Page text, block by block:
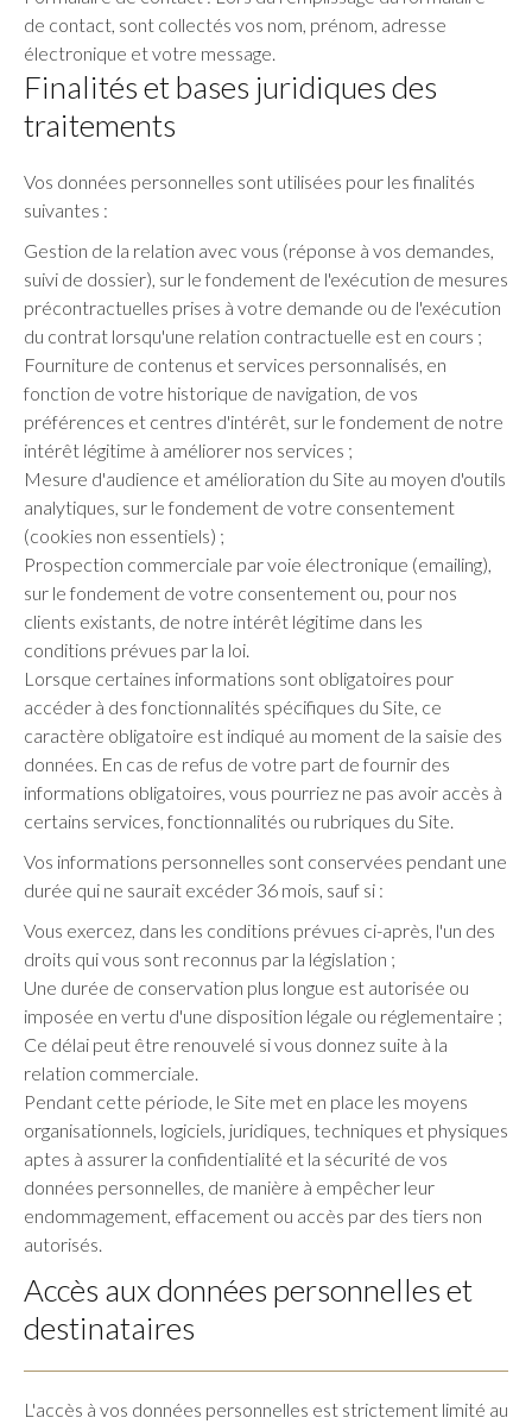
de contact, sont collectés vos nom, prénom, adresse
électronique et votre message.
Finalités et bases juridiques des
traitements
Vos données personnelles sont utilisées pour les finalités
suivantes :
Gestion de la relation avec vous (réponse à vos demandes,
suivi de dossier), sur le fondement de l'exécution de mesures
précontractuelles prises à votre demande ou de l'exécution
du contrat lorsqu'une relation contractuelle est en cours ;
Fourniture de contenus et services personnalisés, en
fonction de votre historique de navigation, de vos
préférences et centres d'intérêt, sur le fondement de notre
intérêt légitime à améliorer nos services ;
Mesure d'audience et amélioration du Site au moyen d'outils
analytiques, sur le fondement de votre consentement
(cookies non essentiels) ;
Prospection commerciale par voie électronique (emailing),
sur le fondement de votre consentement ou, pour nos
clients existants, de notre intérêt légitime dans les
conditions prévues par la loi.
Lorsque certaines informations sont obligatoires pour
accéder à des fonctionnalités spécifiques du Site, ce
caractère obligatoire est indiqué au moment de la saisie des
données. En cas de refus de votre part de fournir des
informations obligatoires, vous pourriez ne pas avoir accès à
certains services, fonctionnalités ou rubriques du Site.
Vos informations personnelles sont conservées pendant une
durée qui ne saurait excéder 36 mois, sauf si :
Vous exercez, dans les conditions prévues ci-après, l'un des
droits qui vous sont reconnus par la législation ;
Une durée de conservation plus longue est autorisée ou
imposée en vertu d'une disposition légale ou réglementaire ;
Ce délai peut être renouvelé si vous donnez suite à la
relation commerciale.
Pendant cette période, le Site met en place les moyens
organisationnels, logiciels, juridiques, techniques et physiques
aptes à assurer la confidentialité et la sécurité de vos
données personnelles, de manière à empêcher leur
endommagement, effacement ou accès par des tiers non
autorisés.
Accès aux données personnelles et
destinataires
L'accès à vos données personnelles est strictement limité au